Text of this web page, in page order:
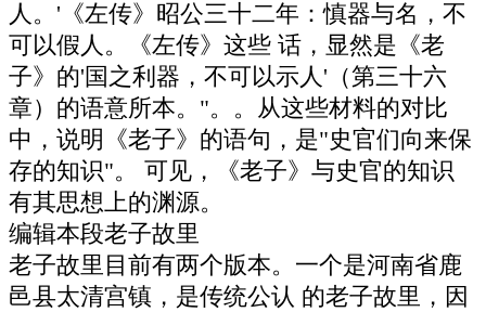
人。'《左传》昭公三十二年：慎器与名，不
可以假人。《左传》这些 话，显然是《老
子》的'国之利器，不可以示人'（第三十六
章）的语意所本。"。。从这些材料的对比
中，说明《老子》的语句，是"史官们向来保
存的知识"。 可见，《老子》与史官的知识
有其思想上的渊源。
编辑本段老子故里
老子故里目前有两个版本。一个是河南省鹿
邑县太清宫镇，是传统公认 的老子故里，因